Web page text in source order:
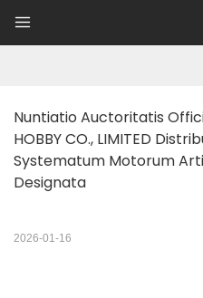
Nuntiatio Auctoritatis
HOBBY CO., LIMITED
Systematum Motorum
Designata
2026-01-16